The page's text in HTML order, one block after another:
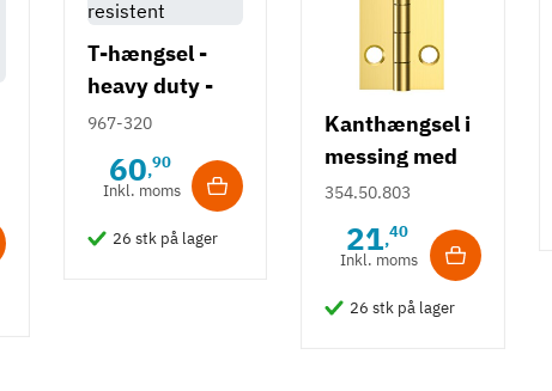
T-hængsel -
heavy duty -
høj resistent
967-320
60,90
Inkl. moms
26 stk på lager
Kanthængsel i
messing med
fast stift -
forkrøpning A
354.50.803
21,40
Inkl. moms
26 stk på lager